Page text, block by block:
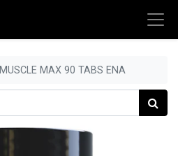
MUSCLE MAX 90 TABS ENA